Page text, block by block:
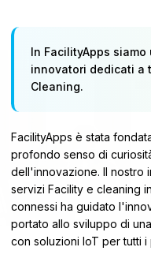
In FacilityApps
innovatori dedicati a
Cleaning.
FacilityApps è stata
profondo senso di
dell'innovazione. Il nostro
servizi Facility e cleaning
connessi ha guidato
portato allo sviluppo di
con soluzioni IoT per tutti